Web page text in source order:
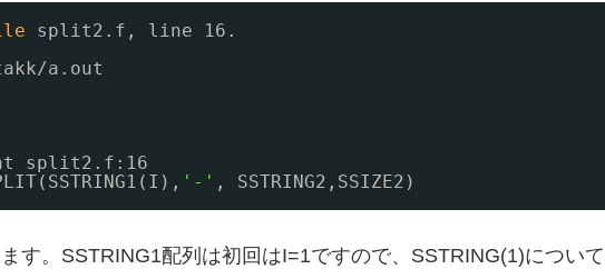
split2.f, line 16.
a .out
at split2.f:16
'-' , SSTRING2,SSIZE2)
す。SSTRING1配列は初回はI=1ですので、SSTRING(1)について